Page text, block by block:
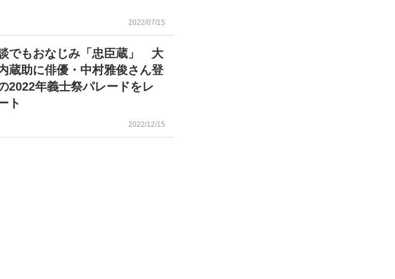
2022/07/15
でもおなじみ「忠臣蔵」 大
蔵助に俳優・中村雅俊さん登
2022年義士祭パレードをレ
ト
2022/12/15